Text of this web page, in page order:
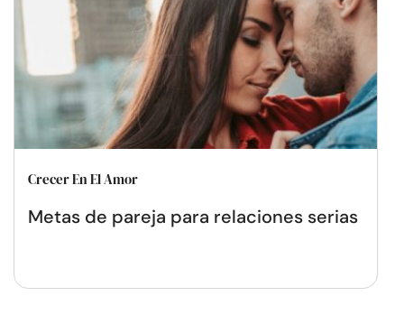
Crecer En El Amor
Metas de pareja para relaciones serias